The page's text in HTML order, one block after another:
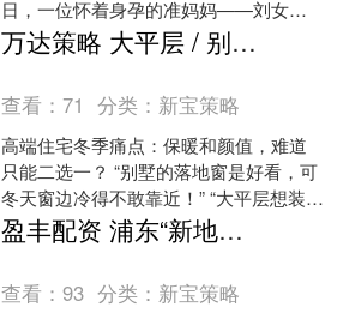
日，一位怀着身孕的准妈妈——刘女士
（化名），将一面写有“医者仁心，妙手
回春”的鲜红锦旗，....
万达策略 大平层 / 别墅冬季适配: 可定制 + 极窄颜值, 兼顾保暖与格调
查看：71 分类： 新宝策略
高端住宅冬季痛点：保暖和颜值，难道
只能二选一？ “别墅的落地窗是好看，可
冬天窗边冷得不敢靠近！” “大平层想装极
窄窗显格调，却怕密封差、暖气费翻
倍！” 对大平层....
盈丰配资 浦东“新地标”要来了？这个公告信息量很大！会是下一个“蟠龙新天地”吗？
查看：93 分类： 新宝策略